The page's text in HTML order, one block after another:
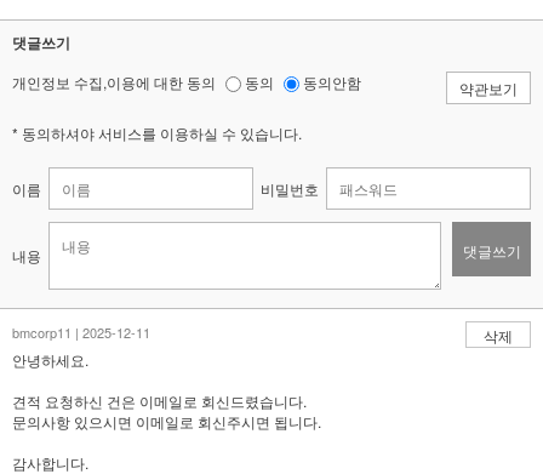
댓글쓰기
개인정보 수집,이용에 대한 동의 동의 동의안함 약관보기
* 동의하셔야 서비스를 이용하실 수 있습니다.
이름 비밀번호
내용 댓글쓰기
bmcorp11 | 2025-12-11
삭제
안녕하세요.
견적 요청하신 건은 이메일로 회신드렸습니다.
문의사항 있으시면 이메일로 회신주시면 됩니다.
감사합니다.